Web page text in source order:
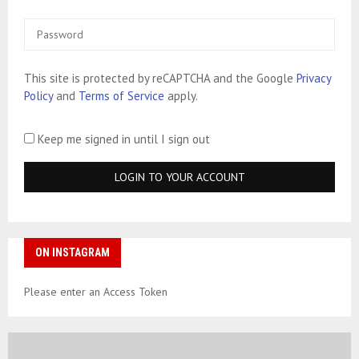
This site is protected by reCAPTCHA and the Google Privacy
Policyand Terms of Service apply.
Keep me signed in until I sign out
ON INSTAGRAM
Please enter an Access Token